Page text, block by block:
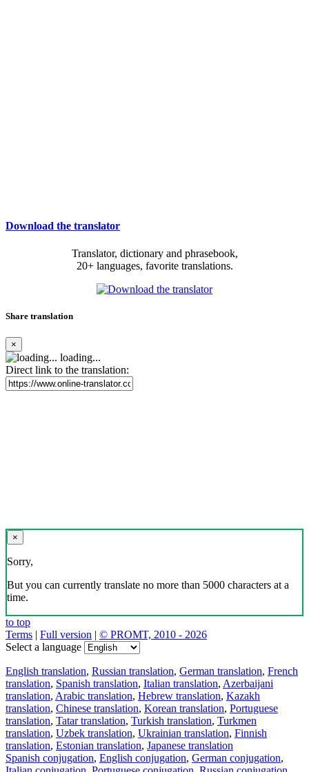
Download the translator
Translator, dictionary and phrasebook,
20+ languages, favorite translations.
Share translation
×
loading...
Direct link to the translation:
×
Sorry,
But you can currently translate no more than 5000 characters at a
time.
to top
Terms | Full version | © PROMT, 2010 - 2026
Select a language
English translation, Russian translation, German translation, French
translation, Spanish translation, Italian translation, Azerbaijani
translation, Arabic translation, Hebrew translation, Kazakh
translation, Chinese translation, Korean translation, Portuguese
translation, Tatar translation, Turkish translation, Turkmen
translation, Uzbek translation, Ukrainian translation, Finnish
translation, Estonian translation, Japanese translation
Spanish conjugation, English conjugation, German conjugation,